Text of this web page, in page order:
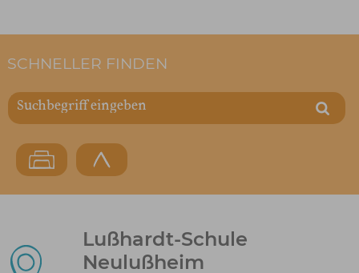
SCHNELLER FINDEN
Lußhardt-Schule
Neulußheim